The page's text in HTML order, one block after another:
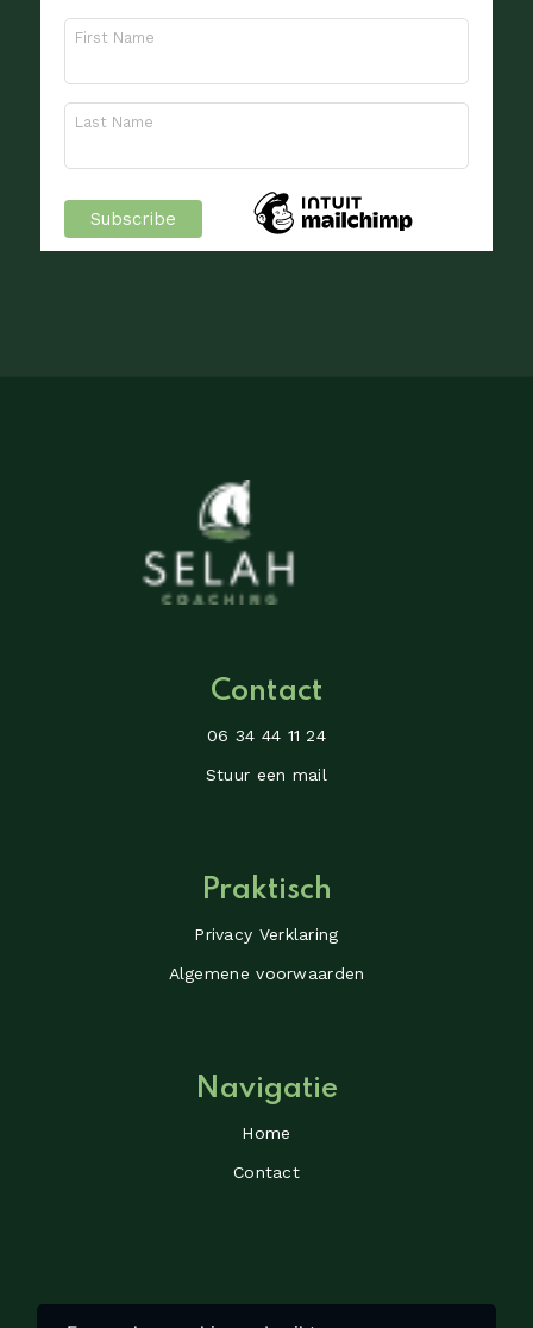
First Name
Last Name
Contact
06 34 44 11 24
Stuur een mail
Praktisch
Privacy Verklaring
Algemene voorwaarden
Navigatie
Home
Contact